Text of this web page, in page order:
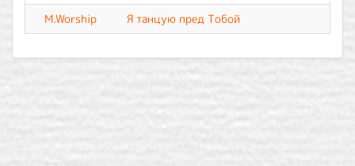
M.Worship
Я танцую пред Тобой